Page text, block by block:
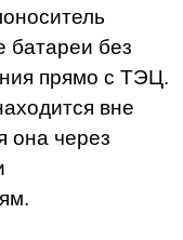
батареи без
прямо с ТЭЦ.
вне
она через